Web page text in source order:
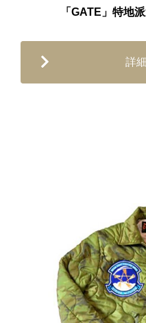
「GATE」特地
詳